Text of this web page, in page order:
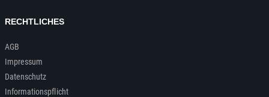
RECHTLICHES
AGB
Impressum
Datenschutz
Informationspflicht